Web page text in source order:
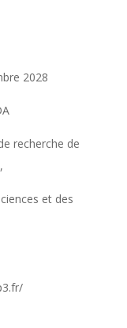
2028
recherche de
et des